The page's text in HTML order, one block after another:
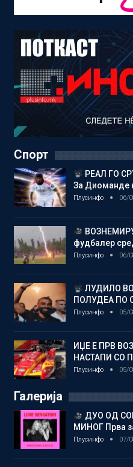
Спорт
РЕАЛ ГО
За Диоманде
Плусинфо 06/
фудбалер
Плусинфо 06/
ЛУДИЛО
ПОЛУДЕА ПО
Плусинфо 05/
ИЏЕ Е ПРВ
НАСТАПИ СО
Плусинфо 05/
Галерија
ДУО ОД
МИНОГ Прва
Плусинфо 07/